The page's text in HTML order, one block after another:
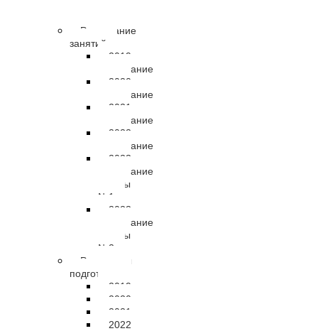
Расписание
занятий
2019
расписание
2020
расписание
2021
расписание
2022
расписание
2023
расписание
группы
№1
2023
расписание
группы
№2
Результаты
подготовки
2019
2020
2021
2022